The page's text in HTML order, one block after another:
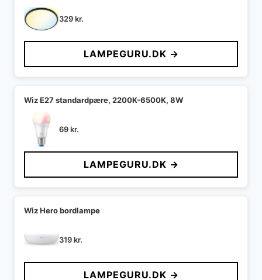
329kr.
LAMPEGURU.DK →
Wiz E27 standardpære, 2200K-6500K, 8W
69kr.
LAMPEGURU.DK →
Wiz Hero bordlampe
319kr.
LAMPEGURU.DK →